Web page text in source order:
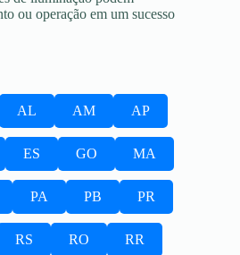
ou operação em um sucesso
AL AM AP
ES GO MA
PA PB PR
RS RO RR